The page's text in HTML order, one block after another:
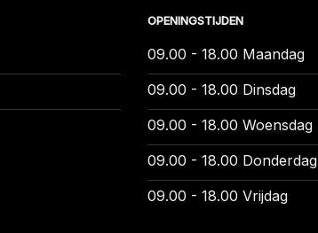
OPENINGSTIJDEN
09.00 - 18.00 Maandag
09.00 - 18.00 Dinsdag
09.00 - 18.00 Woensdag
09.00 - 18.00 Donderdag
09.00 - 18.00 Vrijdag